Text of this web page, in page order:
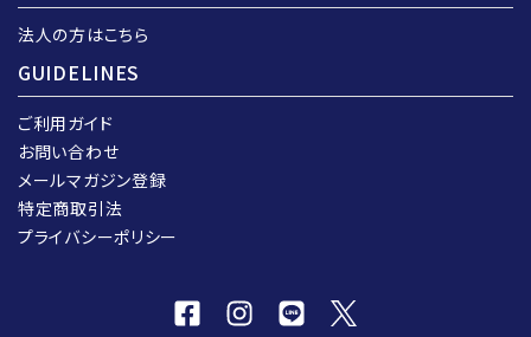
法人の方はこちら
GUIDELINES
ご利用ガイド
お問い合わせ
メールマガジン登録
特定商取引法
プライバシーポリシー